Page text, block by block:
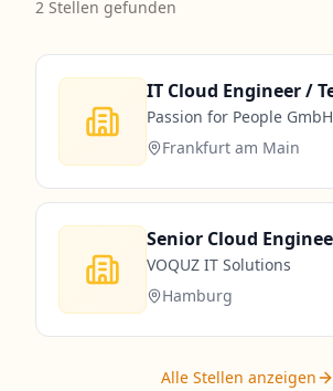
2 Stellen gefunden
Passion for People GmbH
Frankfurt am Main
VOQUZ IT Solutions
Hamburg
Alle Stellen anzeigen